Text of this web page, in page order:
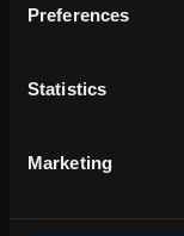
Preferences
Statistics
Marketing
CHOISIR
indoor